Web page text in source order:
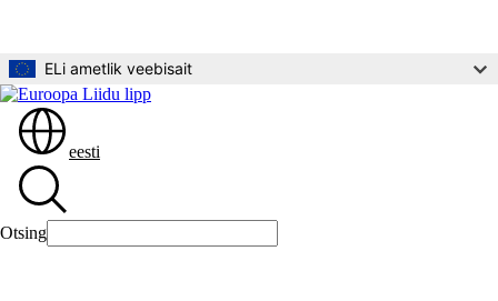
ELi ametlik veebisait
eesti
Otsing